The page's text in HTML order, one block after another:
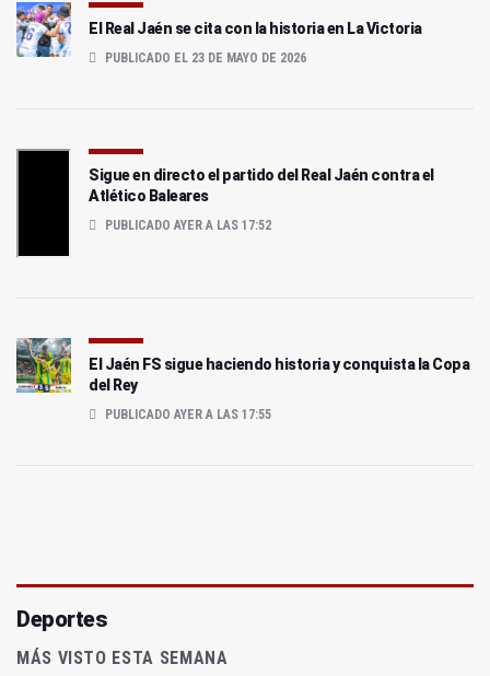
El Real Jaén se cita con la historia en La Victoria
PUBLICADO EL 23 DE MAYO DE 2026
Sigue en directo el partido del Real Jaén contra el
Atlético Baleares
PUBLICADO AYER A LAS 17:52
El Jaén FS sigue haciendo historia y conquista la Copa
del Rey
PUBLICADO AYER A LAS 17:55
Deportes
MÁS VISTO ESTA SEMANA